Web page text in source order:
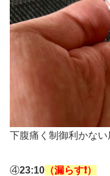
下腹痛く制御利かな
④23:10 （漏らす❗️）